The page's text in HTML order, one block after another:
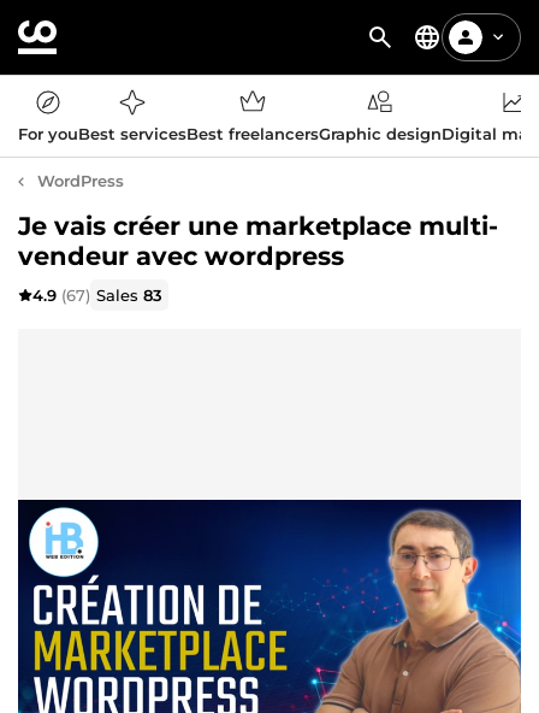
For youBest servicesBest freelancersGraphic designDigital
WordPress
Je vais créer une marketplace multi-
vendeur avec wordpress
4.9 (67) Sales83